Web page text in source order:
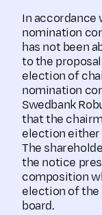
In
nomination
has not been
to the
election of
nomination
Swedbank
that the
election either
The
the notice
composition
election of the
board.